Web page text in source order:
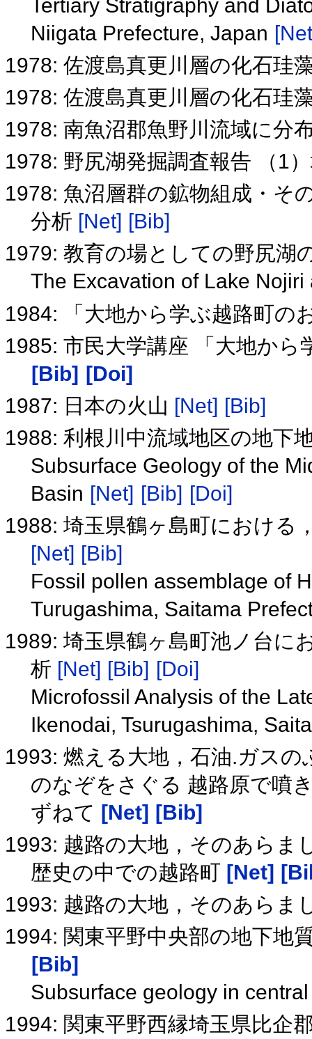
Tertiary Stratigraphy and
Niigata Prefecture, Japan
1978: 佐渡島真更川層の化石珪
1978: 佐渡島真更川層の化石珪
1978: 南魚沼郡魚野川流域に分
1978: 野尻湖発掘調査報告 （1
1978: 魚沼層群の鉱物組成・そ
分析 [Net] [Bib]
1979: 教育の場としての野尻湖
The Excavation of Lake
1984: 「大地から学ぶ越路町の
1985: 市民大学講座 「大地か
[Bib] [Doi]
1987: 日本の火山 [Net] [Bib]
1988: 利根川中流域地区の地下
Subsurface Geology of the
Basin [Net] [Bib] [Doi]
1988: 埼玉県鶴ヶ島町における
[Net] [Bib]
Fossil pollen assemblage of
Turugashima, Saitama
1989: 埼玉県鶴ヶ島町池ノ台に
析 [Net] [Bib] [Doi]
Microfossil Analysis of the
Ikenodai, Tsurugashima,
1993: 燃える大地，石油.ガス
のなぞをさぐる 越路原で噴
ずねて [Net] [Bib]
1993: 越路の大地，そのあらま
歴史の中での越路町 [Net]
1993: 越路の大地，そのあらま
1994: 関東平野中央部の地下地
[Bib]
Subsurface geology in
1994: 関東平野西縁埼玉県比企